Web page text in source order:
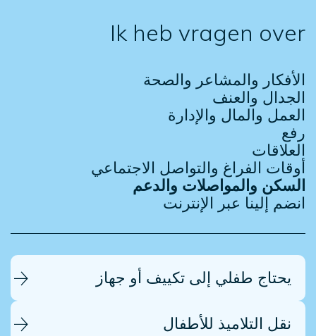
Ik heb vragen over
الأفكار والمشاعر والصحة
الجدال والعنف
العمل والمال والإدارة
رفع
العلاقات
أوقات الفراغ والتواصل الاجتماعي
السكن والمواصلات والدعم
انضم إلينا عبر الإنترنت
يحتاج طفلي إلى تكييف أو جهاز
نقل التلاميذ للأطفال